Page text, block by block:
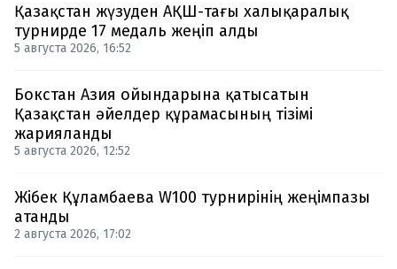
Қазақстан жүзуден АҚШ-тағы халықаралық
турнирде 17 медаль жеңіп алды
5 августа 2026, 16:52
Бокстан Азия ойындарына қатысатын
Қазақстан әйелдер құрамасының тізімі
жарияланды
5 августа 2026, 12:52
Жібек Құламбаева W100 турнирінің жеңімпазы
атанды
2 августа 2026, 17:02